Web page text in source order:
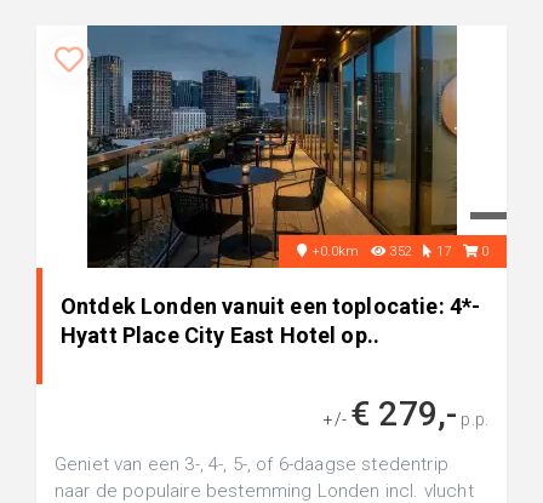
+0.0km 352 17 0
Ontdek Londen vanuit een toplocatie: 4*-
Hyatt Place City East Hotel op..
+/- € 279,- p.p.
Geniet van een 3-, 4-, 5-, of 6-daagse stedentrip
naar de populaire bestemming Londen incl. vlucht